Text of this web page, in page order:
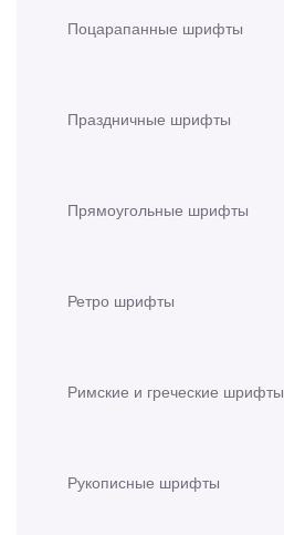
Поцарапанные шрифты
Праздничные шрифты
Прямоугольные шрифты
Ретро шрифты
Римские и греческие шрифты
Рукописные шрифты